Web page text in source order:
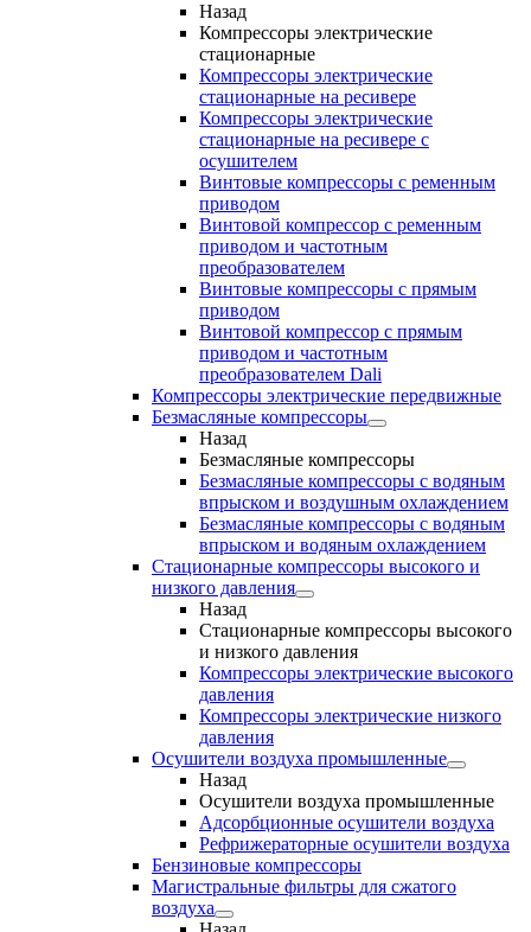
Назад
Компрессоры электрические
стационарные
Компрессоры электрические
стационарные на ресивере
Компрессоры электрические
стационарные на ресивере с
осушителем
Винтовые компрессоры с ременным
приводом
Винтовой компрессор с ременным
приводом и частотным
преобразователем
Винтовые компрессоры с прямым
приводом
Винтовой компрессор с прямым
приводом и частотным
преобразователем Dali
Компрессоры электрические передвижные
Безмасляные компрессоры
Назад
Безмасляные компрессоры
Безмасляные компрессоры с водяным
впрыском и воздушным охлаждением
Безмасляные компрессоры с водяным
впрыском и водяным охлаждением
Стационарные компрессоры высокого и
низкого давления
Назад
Стационарные компрессоры высокого
и низкого давления
Компрессоры электрические высокого
давления
Компрессоры электрические низкого
давления
Осушители воздуха промышленные
Назад
Осушители воздуха промышленные
Адсорбционные осушители воздуха
Рефрижераторные осушители воздуха
Бензиновые компрессоры
Магистральные фильтры для сжатого
воздуха